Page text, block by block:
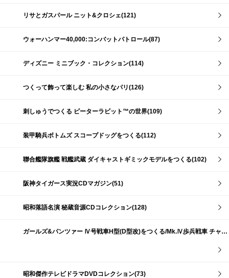
リサとガスパール ニット&クロシェ(121)
ウォーハンマー40,000:コンバットパトロール(87)
ディズニー ミニブック・コレクション(114)
つくって飾って楽しむ 私の小さなパリ(126)
刺しゅうでつくる ピーターラビット™の世界(109)
装甲騎兵ボトムズ スコープドッグをつくる(112)
聯合艦隊旗艦 戦艦武蔵 ダイキャストギミックモデルをつくる(102)
阪神タイガース実況CDマガジン(51)
昭和落語名演 秘蔵音源CDコレクション(128)
ガールズ&パンツァー Ⅳ号戦車H型(D型改)をつくる/Mk.Ⅳ歩兵戦車 チャーチルMk.Ⅶをつくる(191)
昭和傑作テレビドラマDVDコレクション(73)